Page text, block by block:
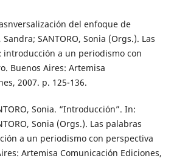
del enfoque de
SANTORO, Sonia (Orgs.). Las
introducción a un periodismo con
Buenos Aires: Artemisa
2007. p. 125-136.
Sonia. “Introducción”. In:
Sonia (Orgs.). Las palabras
a un periodismo con perspectiva
Artemisa Comunicación Ediciones,